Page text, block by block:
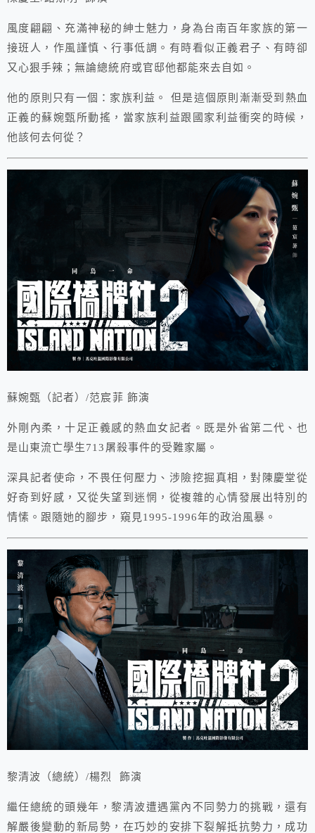
風度翩翩、充滿神秘的紳士魅力，身為台南百年家族的第一
接班人，作風謹慎、行事低調。有時看似正義君子、有時卻
又心狠手辣；無論總統府或官邸他都能來去自如。
他的原則只有一個：家族利益。 但是這個原則漸漸受到熱血
正義的蘇婉甄所動搖，當家族利益跟國家利益衝突的時候，
他該何去何從？
蘇婉甄（記者）/范宸菲 飾演
外剛內柔，十足正義感的熱血女記者。既是外省第二代、也
是山東流亡學生713屠殺事件的受難家屬。
深具記者使命，不畏任何壓力、涉險挖掘真相，對陳慶堂從
好奇到好感，又從失望到迷惘，從複雜的心情發展出特別的
情愫。跟隨她的腳步，窺見1995-1996年的政治風暴。
黎清波（總統）/楊烈 飾演
繼任總統的頭幾年，黎清波遭遇黨內不同勢力的挑戰，還有
解嚴後變動的新局勢，在巧妙的安排下裂解抵抗勢力，成功